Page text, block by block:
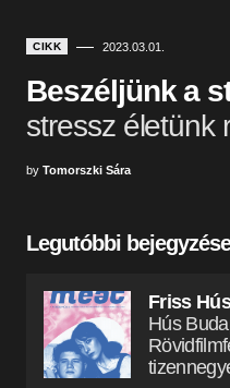
CIKK 2023.03.01.
Beszéljünk a
stressz életünk
by Tomorszki Sára
Legutóbbi
Hús